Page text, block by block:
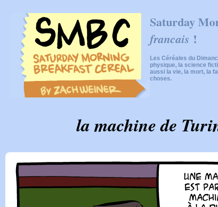
Saturday
francais !
Les Céréales du
physique, la science
aussi la vie, la mort, la
choses.
la machine de